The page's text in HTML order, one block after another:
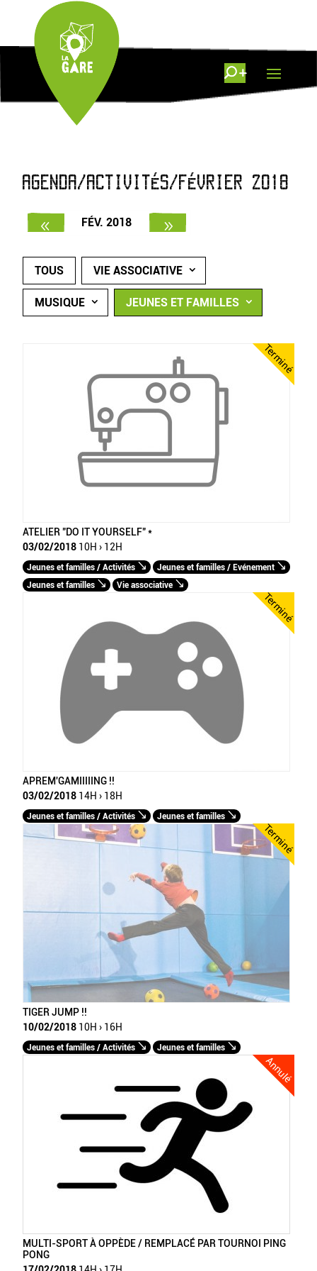
AGENDA/ACTIVITÉS/FÉVRIER 2018
FÉV. 2018
TOUS VIE ASSOCIATIVE
MUSIQUE JEUNES ET FAMILLES
Terminé
ATELIER "DO IT YOURSELF" *
03/02/2018 10H › 12H
Jeunes et familles / Activités
Jeunes et familles / Evénement
Jeunes et familles
Vie associative
Terminé
APREM'GAMIIIIING !!
03/02/2018 14H › 18H
Jeunes et familles / Activités Jeunes et familles
Terminé
TIGER JUMP !!
10/02/2018 10H › 16H
Jeunes et familles / Activités Jeunes et familles
Annulé
MULTI-SPORT À OPPÈDE / REMPLACÉ PAR TOURNOI PING
PONG